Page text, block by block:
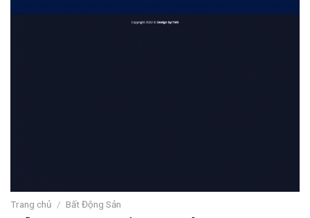
Trang chủ / Bất Động Sản